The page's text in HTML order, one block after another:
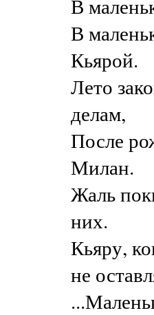
В
В
Кьярой.
Лето
делам,
После
Милан.
Жаль
них.
Кьяру,
не